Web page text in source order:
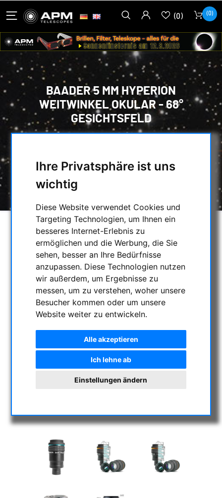
Ihre Privatsphäre ist uns
wichtig
Diese Website verwendet Cookies und
Targeting Technologien, um Ihnen ein
besseres Internet-Erlebnis zu
ermöglichen und die Werbung, die Sie
sehen, besser an Ihre Bedürfnisse
anzupassen. Diese Technologien nutzen
wir außerdem, um Ergebnisse zu
messen, um zu verstehen, woher unsere
Besucher kommen oder um unsere
Website weiter zu entwickeln.
Alle akzeptieren
Ich lehne ab
Einstellungen ändern
(0) (0)
BAADER 5 MM HYPERION
WEITWINKEL OKULAR - 68°
GESICHTSFELD
HYPERION OKULARE /
BAADER 5 MM HYPERION WEITWINKEL
OKULAR - 68° GESICHTSFELD